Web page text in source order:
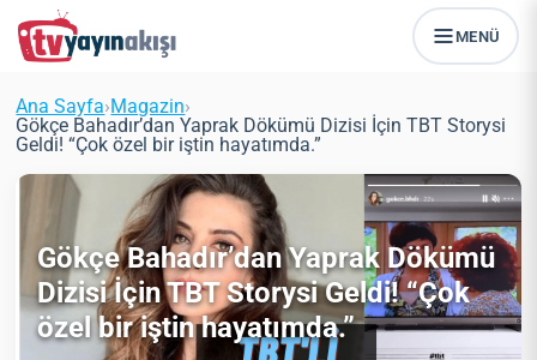
MENÜ
Ana Sayfa›Magazin›
Gökçe Bahadır’dan Yaprak Dökümü Dizisi İçin TBT Storysi
Geldi! “Çok özel bir iştin hayatımda.”
Gökçe Bahadır’dan Yaprak Dökümü
Dizisi İçin TBT Storysi Geldi! “Çok
özel bir iştin hayatımda.”